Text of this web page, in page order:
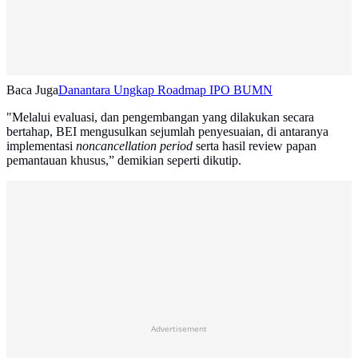
Baca JugaDanantara Ungkap Roadmap IPO BUMN
"Melalui evaluasi, dan pengembangan yang dilakukan secara
bertahap, BEI mengusulkan sejumlah penyesuaian, di antaranya
implementasi noncancellation period serta hasil review papan
pemantauan khusus,” demikian seperti dikutip.
Advertisement